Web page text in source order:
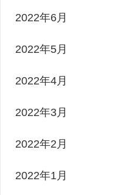
2022年6月
2022年5月
2022年4月
2022年3月
2022年2月
2022年1月